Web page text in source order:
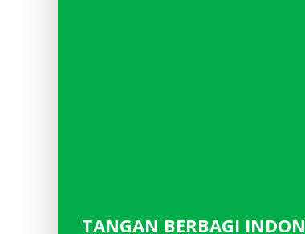
TANGAN BERBAGI